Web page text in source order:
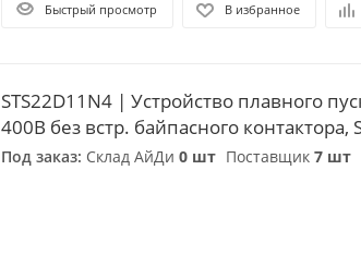
Быстрый просмотр В избранное
STS22D11N4 | Устройство плавного
400В без встр. байпасного контактора,
Под заказ: Склад АйДи 0 шт Поставщик 7 шт